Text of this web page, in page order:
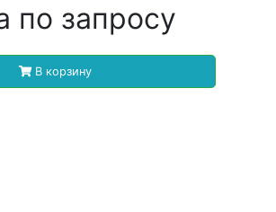
по запросу
В корзину